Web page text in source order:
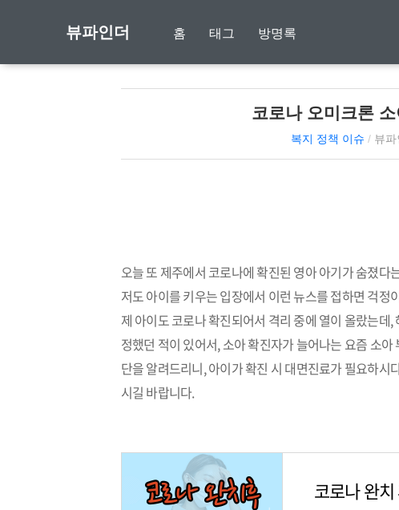
뷰파인더 홈 태그 방명록
코로나 오미크론
복지 정책 이슈 / 뷰
오늘 또 제주에서 코로나에 확진된 영아 아기가 숨졌다
저도 아이를 키우는 입장에서 이런 뉴스를 접하면 걱정
제 아이도 코로나 확진되어서 격리 중에 열이 올랐는
정했던 적이 있어서, 소아 확진자가 늘어나는 요즘 소
단을 알려드리니, 아이가 확진 시 대면진료가 필요하
시길 바랍니다.
코로나 완